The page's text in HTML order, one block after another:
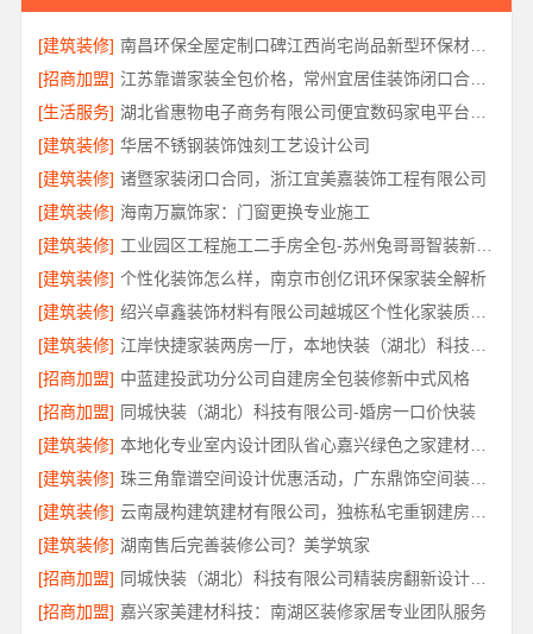
[建筑装修]
南昌环保全屋定制口碑江西尚宅尚品新型环保材料有限公司
[招商加盟]
江苏靠谱家装全包价格，常州宜居佳装饰闭口合同详解
[生活服务]
[建筑装修] 华居不锈钢装饰蚀刻工艺设计公司
[建筑装修] 诸暨家装闭口合同，浙江宜美嘉装饰工程有限公司
[建筑装修] 海南万赢饰家：门窗更换专业施工
[建筑装修]
工业园区工程施工二手房全包-苏州兔哥哥智装新材料有限公司
[建筑装修] 个性化装饰怎么样，南京市创亿讯环保家装全解析
[建筑装修]
绍兴卓鑫装饰材料有限公司越城区个性化家装质量有保障
[建筑装修]
[招商加盟] 中蓝建投武功分公司自建房全包装修新中式风格
[招商加盟] 同城快装（湖北）科技有限公司-婚房一口价快装
[建筑装修]
本地化专业室内设计团队省心嘉兴绿色之家建材科技有限公司
[建筑装修]
珠三角靠谱空间设计优惠活动，广东鼎饰空间装饰工程有限公司
[建筑装修]
[建筑装修] 湖南售后完善装修公司？美学筑家
[招商加盟]
同城快装（湖北）科技有限公司精装房翻新设计零增项
[招商加盟] 嘉兴家美建材科技：南湖区装修家居专业团队服务